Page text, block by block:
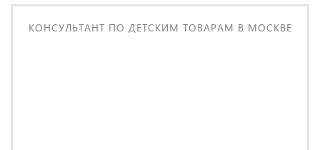
КОНСУЛЬТАНТ ПО ДЕТСКИМ ТОВАРАМ В МОСКВЕ